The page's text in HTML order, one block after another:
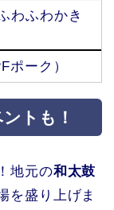
わふわかき
ポーク）
トも！
地元の和太鼓
を盛り上げま